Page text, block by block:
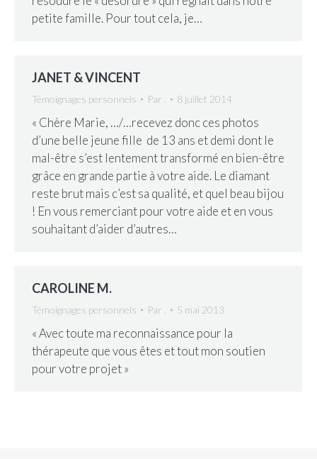
petite famille. Pour tout cela, je…
JANET & VINCENT
Témoignages personnels Par 8 juillet 2014
« Chère Marie, …/…recevez donc ces photos
d’une belle jeune fille de 13 ans et demi dont le
mal-être s’est lentement transformé en bien-être
grâce en grande partie à votre aide. Le diamant
reste brut mais c’est sa qualité, et quel beau bijou
! En vous remerciant pour votre aide et en vous
souhaitant d’aider d’autres…
CAROLINE M.
Témoignages personnels Par 5 mai 2013
« Avec toute ma reconnaissance pour la
thérapeute que vous êtes et tout mon soutien
pour votre projet »